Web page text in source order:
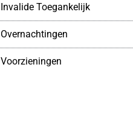
Invalide Toegankelijk
Overnachtingen
Voorzieningen